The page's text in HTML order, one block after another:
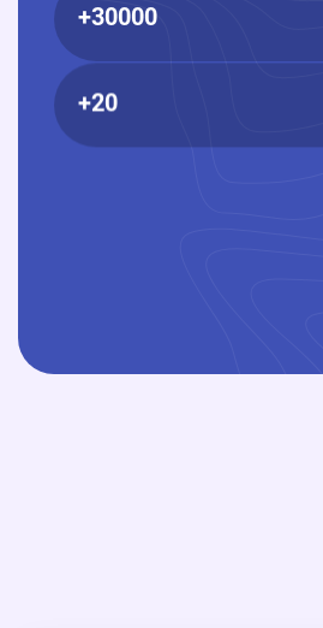
30000+
20+